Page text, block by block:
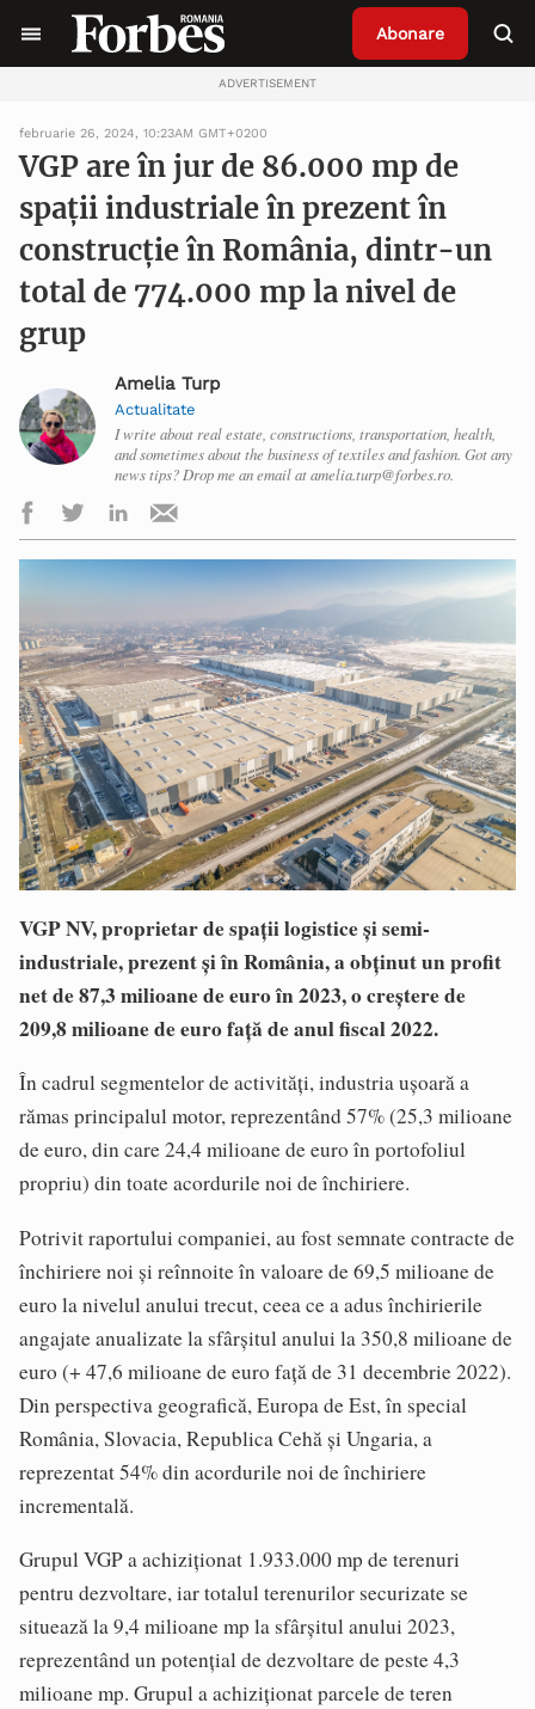
Abonare
ADVERTISEMENT
februarie 26, 2024, 10:23AM GMT+0200
VGP are în jur de 86.000 mp de
spații industriale în prezent în
construcție în România, dintr-un
total de 774.000 mp la nivel de
grup
Amelia Turp
Actualitate
I write about real estate, constructions, transportation, health,
and sometimes about the business of textiles and fashion. Got any
news tips? Drop me an email at amelia.turp@forbes.ro.
VGP NV, proprietar de spații logistice și semi-
industriale, prezent și în România, a obținut un profit
net de 87,3 milioane de euro în 2023, o creștere de
209,8 milioane de euro față de anul fiscal 2022.
În cadrul segmentelor de activități, industria ușoară a
rămas principalul motor, reprezentând 57% (25,3 milioane
de euro, din care 24,4 milioane de euro în portofoliul
propriu) din toate acordurile noi de închiriere.
Potrivit raportului companiei, au fost semnate contracte de
închiriere noi și reînnoite în valoare de 69,5 milioane de
euro la nivelul anului trecut, ceea ce a adus închirierile
angajate anualizate la sfârșitul anului la 350,8 milioane de
euro (+ 47,6 milioane de euro față de 31 decembrie 2022).
Din perspectiva geografică, Europa de Est, în special
România, Slovacia, Republica Cehă și Ungaria, a
reprezentat 54% din acordurile noi de închiriere
incrementală.
Grupul VGP a achiziționat 1.933.000 mp de terenuri
pentru dezvoltare, iar totalul terenurilor securizate se
situează la 9,4 milioane mp la sfârșitul anului 2023,
reprezentând un potențial de dezvoltare de peste 4,3
milioane mp. Grupul a achiziționat parcele de teren